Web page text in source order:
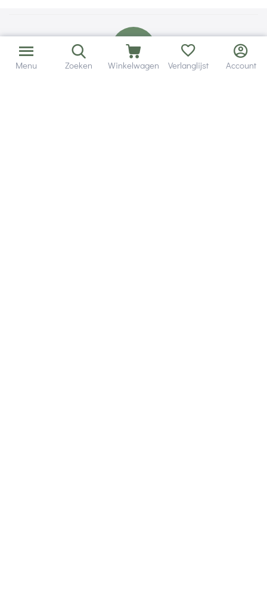
Menu Zoeken Winkelwagen Verlanglijst Account